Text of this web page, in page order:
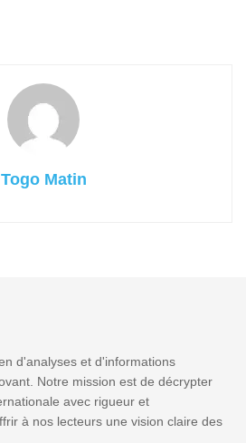
Togo Matin
d'analyses et d'informations
Notre mission est de décrypter
avec rigueur et
à nos lecteurs une vision claire des